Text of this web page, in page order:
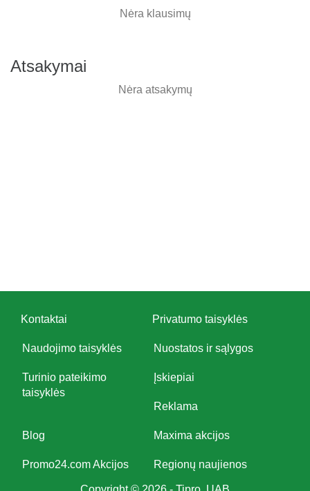
Nėra klausimų
Atsakymai
Nėra atsakymų
Kontaktai Privatumo taisyklės
Naudojimo taisyklės Nuostatos ir sąlygos
Turinio pateikimo
taisyklės
Įskiepiai
Reklama
Blog Maxima akcijos
Promo24.com Akcijos Regionų naujienos